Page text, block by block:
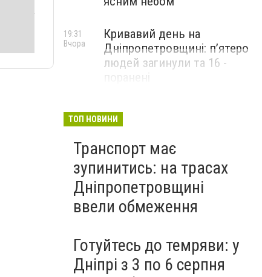
Кривавий день на
Дніпропетровщині: п’ятеро
людей загинули та 16 -
19:31
Вчора
ТОП НОВИНИ
Транспорт має
зупинитись: на трасах
Дніпропетровщині
ввели обмеження
Готуйтесь до темряви: у
Дніпрі з 3 по 6 серпня